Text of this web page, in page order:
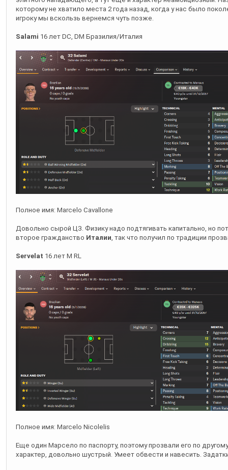
которому не хватило места 2 года назад, когда у нас было
игроку мы вскользь вернемся чуть позже.
Salami 16 лет DC, DM Бразилия/Италия
Полное имя: Marcelo Cavallone
Довольно сырой ЦЗ. Физику надо подтягивать капитально, но
второе гражданство Италии , так что получил по традиции
Servelat 16 лет M RL
Полное имя: Marcelo Nicolelis
Еще один Марсело по паспорту, поэтому прозвали его по
характер, довольно шустрый. Умеет обвести и навесить.